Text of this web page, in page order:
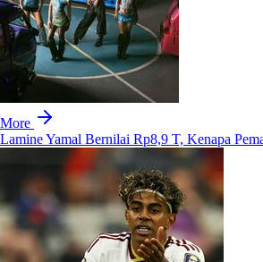
More
Lamine Yamal Bernilai Rp8,9 T, Kenapa